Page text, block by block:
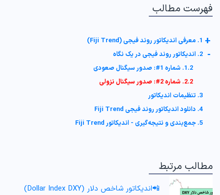
فهرست مطالب
1. معرفی اندیکاتور روند فیجی (Fiji Trend) +
2. اندیکاتور روند فیجی در یک نگاه -
1.2. شماره 1#: صدور سیگنال صعودی
2.2. شماره 2#: صدور سیگنال نزولی
3. تنظیمات اندیکاتور
4. دانلود اندیکاتور روند فیجی Fiji Trend
5. جمع‌بندی و نتیجه‌گیری - اندیکاتور Fiji Trend
مطالب مرتبط
📲اندیکاتور شاخص دلار (Dollar Index DXY)